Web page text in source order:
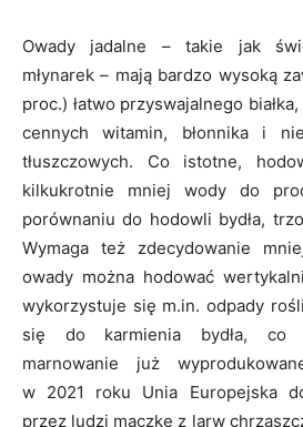
Owady jadalne – takie jak
młynarek – mają bardzo wysoką
proc.) łatwo przyswajalnego
cennych witamin, błonnika i
tłuszczowych. Co istotne,
kilkukrotnie mniej wody do
porównaniu do hodowli bydła,
Wymaga też zdecydowanie
owady można hodować
wykorzystuje się m.in. odpady
się do karmienia bydła, co
marnowanie już
w 2021 roku Unia Europejska
przez ludzi mączkę z larw